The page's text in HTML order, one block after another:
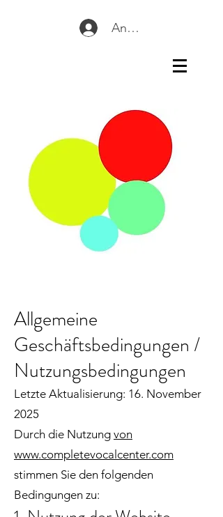
Anmelden
Allgemeine
Geschäftsbedingungen /
Nutzungsbedingungen
Letzte Aktualisierung: 16. November
2025
Durch die Nutzung von
www.completevocalcenter.com
stimmen Sie den folgenden
Bedingungen zu: